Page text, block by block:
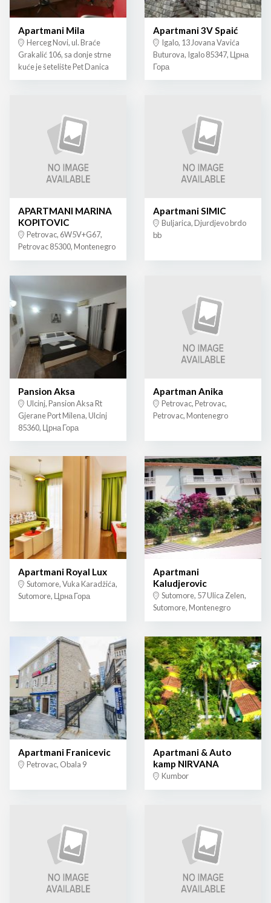
Apartmani Mila
Herceg Novi, ul. Braće
Grakalić 106, sa donje strne
kuće je šetelište Pet Danica
Apartmani 3V Spaić
Igalo, 13 Jovana Vavića
Buturova, Igalo 85347, Црна
Гора
APARTMANI MARINA
KOPITOVIC
Petrovac, 6W5V+G67,
Petrovac 85300, Montenegro
Apartmani SIMIC
Buljarica, Djurdjevo brdo
bb
Pansion Aksa
Ulcinj, Pansion Aksa Rt
Gjerane Port Milena, Ulcinj
85360, Црна Гора
Apartman Anika
Petrovac, Petrovac,
Petrovac, Montenegro
Apartmani Royal Lux
Sutomore, Vuka Karadžića,
Sutomore, Црна Гора
Apartmani
Kaludjerovic
Sutomore, 57 Ulica Zelen,
Sutomore, Montenegro
Apartmani Franicevic
Petrovac, Obala 9
Apartmani & Auto
kamp NIRVANA
Kumbor